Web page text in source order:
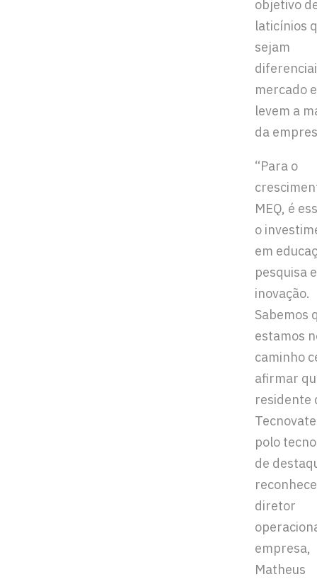
objetivo
laticínios
sejam
mercado
levem a
da
“Para o
MEQ, é
o
em
pesquisa e
inovação.
Sabemos
estamos
caminho
afirmar
residente
polo
de
diretor
empresa,
Matheus